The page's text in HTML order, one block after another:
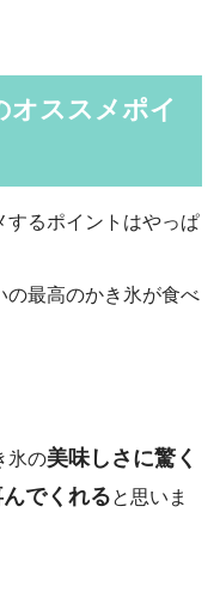
オススメポイ
するポイントはやっぱ
の最高のかき氷が食べ
氷の美味しさに驚く
でくれると思いま